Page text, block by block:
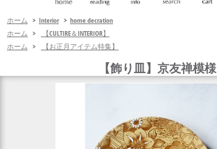
ホーム > Interior > home decration
ホーム >
【CULTIRE＆INTERIOR】
ホーム > 【お正月アイテム特集】
【飾り皿】京友禅模様